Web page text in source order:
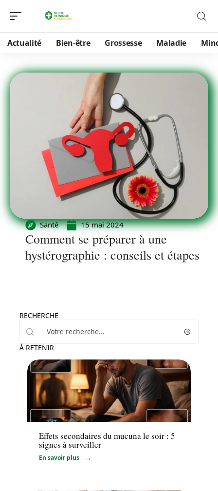
Actualité Bien-être Grossesse Maladie
Santé 15 mai 2024
Comment se préparer à une
hystérographie : conseils et étapes
RECHERCHE
À RETENIR
Santé
Effets secondaires du mucuna le soir : 5
signes à surveiller
En savoir plus